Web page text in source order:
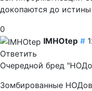
докопаются до
0
IMHOtep #
Ответить
Очередной бред
Зомбированные